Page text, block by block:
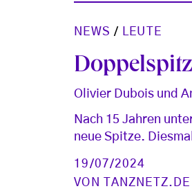
NEWS / LEUTE
Olivier Dubois und
Nach 15 Jahren
neue Spitze.
19/07/2024
VON